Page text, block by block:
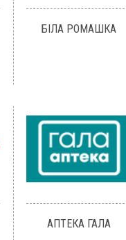
БІЛА РОМАШКА
АПТЕКА ГАЛА